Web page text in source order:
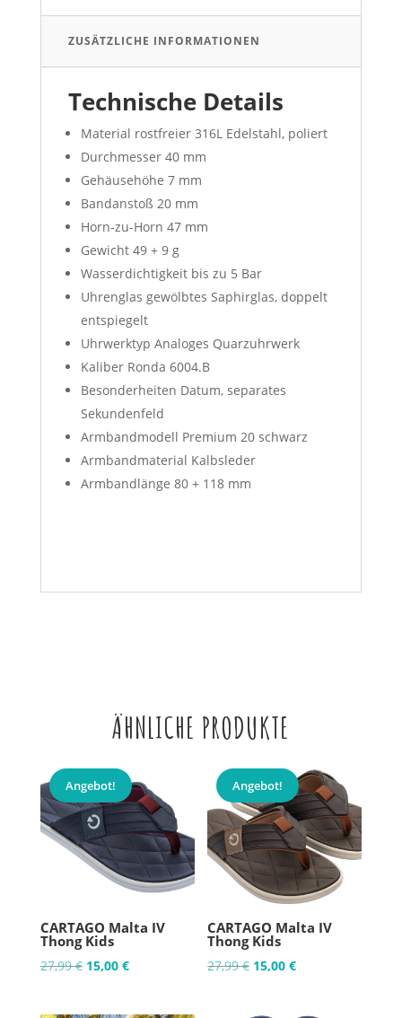
ZUSÄTZLICHE INFORMATIONEN
Technische Details
Material rostfreier 316L Edelstahl, poliert
Durchmesser 40 mm
Gehäusehöhe 7 mm
Bandanstoß 20 mm
Horn-zu-Horn 47 mm
Gewicht 49 + 9 g
Wasserdichtigkeit bis zu 5 Bar
Uhrenglas gewölbtes Saphirglas, doppelt
entspiegelt
Uhrwerktyp Analoges Quarzuhrwerk
Kaliber Ronda 6004.B
Besonderheiten Datum, separates
Sekundenfeld
Armbandmodell Premium 20 schwarz
Armbandmaterial Kalbsleder
Armbandlänge 80 + 118 mm
ÄHNLICHE PRODUKTE
Angebot!
CARTAGO Malta IV
Thong Kids
27,99€ Ursprünglicher
war:
15,00 €Aktueller
ist:
Angebot!
CARTAGO Malta IV
Thong Kids
27,99€ Ursprünglicher
war:
15,00€Aktueller
ist: